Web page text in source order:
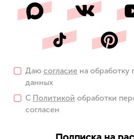
Даю согласие на обработку
данных
С Политикой обработки
согласен